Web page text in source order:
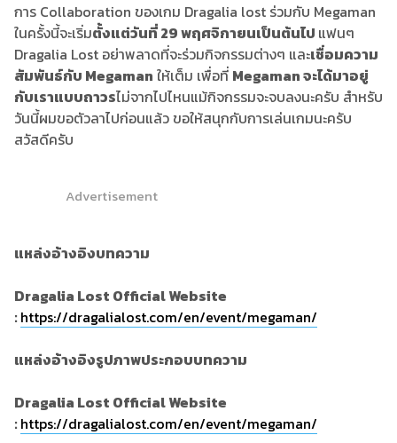
การ Collaboration ของเกม Dragalia lost ร่วมกับ Megaman
ในครั้งนี้จะเริ่มตั้งแต่วันที่ 29 พฤศจิกายนเป็นต้นไป แฟนๆ
Dragalia Lost อย่าพลาดที่จะร่วมกิจกรรมต่างๆ และเชื่อมความ
สัมพันธ์กับ Megaman ให้เต็ม เพื่อที่ Megaman จะได้มาอยู่
กับเราแบบถาวรไม่จากไปไหนแม้กิจกรรมจะจบลงนะครับ สำหรับ
วันนี้ผมขอตัวลาไปก่อนแล้ว ขอให้สนุกกับการเล่นเกมนะครับ
สวัสดีครับ
Advertisement
แหล่งอ้างอิงบทความ
Dragalia Lost Official Website
:https://dragalialost.com/en/event/megaman/
แหล่งอ้างอิงรูปภาพประกอบบทความ
Dragalia Lost Official Website
:https://dragalialost.com/en/event/megaman/